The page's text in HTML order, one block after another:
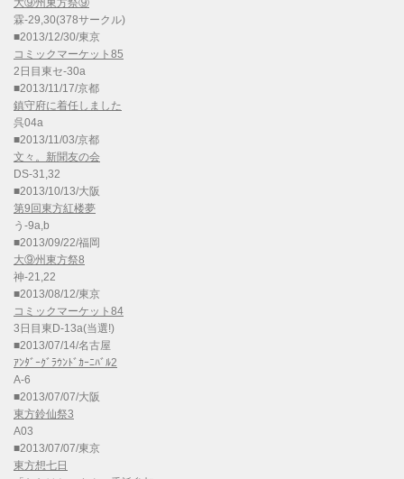
大⑨州東方祭⑨
霖-29,30(378サークル)
■2013/12/30/東京
コミックマーケット85
2日目東セ-30a
■2013/11/17/京都
鎮守府に着任しました
呉04a
■2013/11/03/京都
文々。新聞友の会
DS-31,32
■2013/10/13/大阪
第9回東方紅楼夢
う-9a,b
■2013/09/22/福岡
大⑨州東方祭8
神-21,22
■2013/08/12/東京
コミックマーケット84
3日目東D-13a(当選!)
■2013/07/14/名古屋
ｱﾝﾀﾞｰｸﾞﾗｳﾝﾄﾞｶｰﾆﾊﾞﾙ2
A-6
■2013/07/07/大阪
東方鈴仙祭3
A03
■2013/07/07/東京
東方想七日